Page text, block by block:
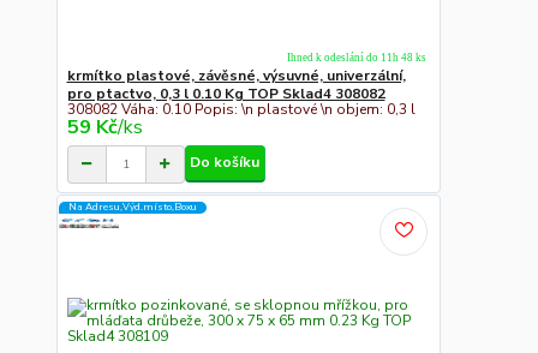
krmítko plastové, závěsné, výsuvné, univerzální,
pro ptactvo, 0,3 l 0.10 Kg TOP Sklad4 308082
308082 Váha: 0.10 Popis: \n plastové \n objem: 0,3 l
59 Kč/ks
Ihned k odeslání do 11h 48 ks
Do košíku
Na Adresu,Výd.místo,Boxu